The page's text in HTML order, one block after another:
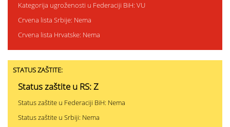
Kategorija ugroženosti u Federaciji BiH: VU
Crvena lista Srbije: Nema
Crvena lista Hrvatske: Nema
STATUS ZAŠTITE:
Status zaštite u RS: Z
Status zaštite u Federaciji BiH: Nema
Status zaštite u Srbiji: Nema